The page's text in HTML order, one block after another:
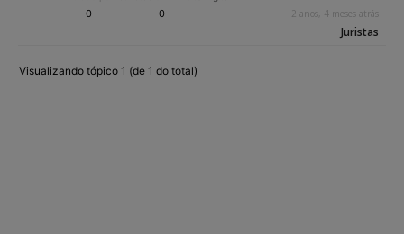
0 0 2 anos, 4 meses atrás
Juristas
Visualizando tópico 1 (de 1 do total)